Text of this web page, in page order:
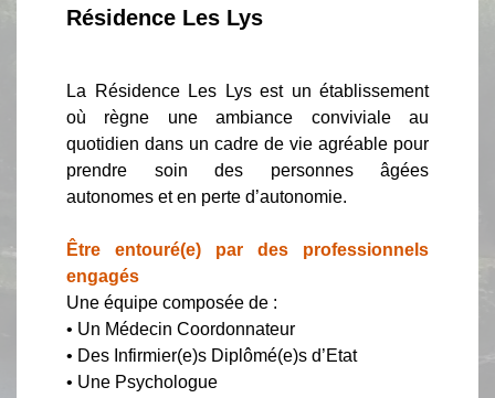
Résidence Les Lys
La Résidence Les Lys est un établissement
où règne une ambiance conviviale au
quotidien dans un cadre de vie agréable pour
prendre soin des personnes âgées
autonomes et en perte d’autonomie.
Être entouré(e) par des professionnels
engagés
Une équipe composée de :
• Un Médecin Coordonnateur
• Des Infirmier(e)s Diplômé(e)s d’Etat
• Une Psychologue